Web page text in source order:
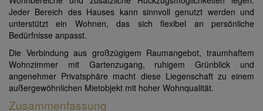
Jeder Bereich des Hauses kann sinnvoll genutzt werden und
unterstützt ein Wohnen, das sich flexibel an persönliche
Bedürfnisse anpasst.
Die Verbindung aus großzügigem Raumangebot, traumhaftem
Wohnzimmer mit Gartenzugang, ruhigem Grünblick und
angenehmer Privatsphäre macht diese Liegenschaft zu einem
außergewöhnlichen Mietobjekt mit hoher Wohnqualität.
Zusammenfassung